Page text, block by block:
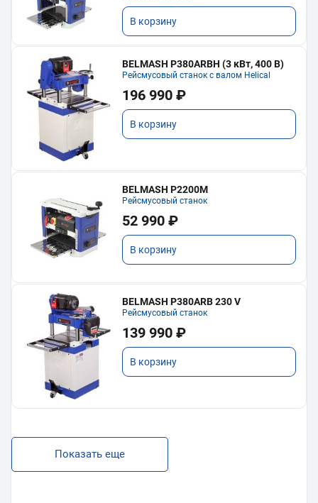
В корзину
BELMASH P380ARBH (3 кВт, 400 В)
Рейсмусовый станок с валом Helical
196 990 ₽
В корзину
BELMASH P2200M
Рейсмусовый станок
52 990 ₽
В корзину
BELMASH P380ARB 230 V
Рейсмусовый станок
139 990 ₽
В корзину
Показать еще